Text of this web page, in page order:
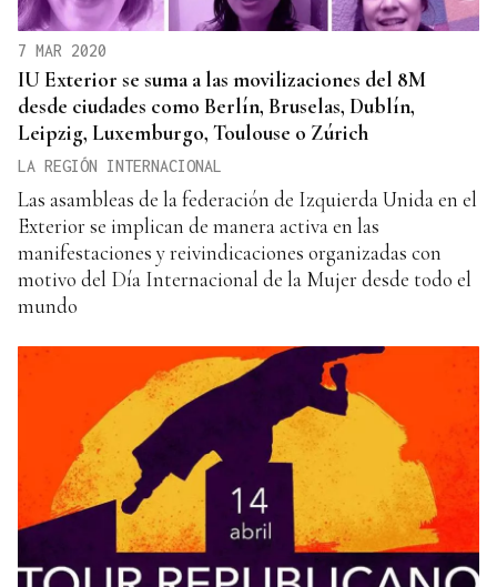
7 MAR 2020
IU Exterior se suma a las movilizaciones del 8M
desde ciudades como Berlín, Bruselas, Dublín,
Leipzig, Luxemburgo, Toulouse o Zúrich
LA REGIÓN INTERNACIONAL
Las asambleas de la federación de Izquierda Unida en el
Exterior se implican de manera activa en las
manifestaciones y reivindicaciones organizadas con
motivo del Día Internacional de la Mujer desde todo el
mundo